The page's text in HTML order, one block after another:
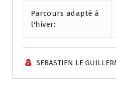
Parcours adapté à
l'hiver:
SEBASTIEN LE